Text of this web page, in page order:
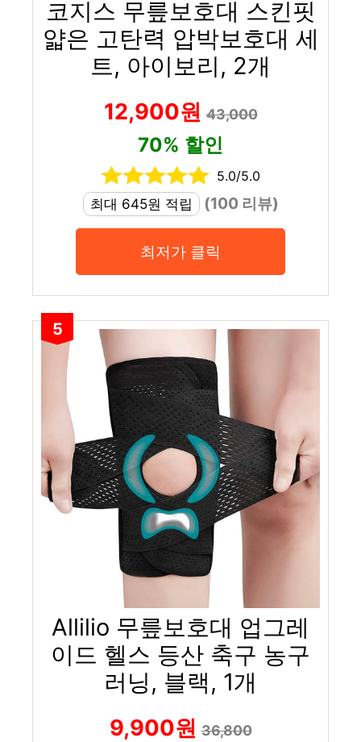
코지스 무릎보호대 스킨핏
얇은 고탄력 압박보호대 세
트, 아이보리, 2개
12,900원43,000
70% 할인
5.0/5.0
최대 645원 적립
(100 리뷰)
최저가 클릭
5
Allilio 무릎보호대 업그레
이드 헬스 등산 축구 농구
러닝, 블랙, 1개
9,900원36,800